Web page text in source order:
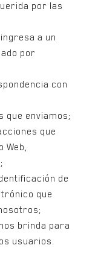
por las
a un
por
con
que enviamos;
que
Web,
de
que
brinda para
usuarios.